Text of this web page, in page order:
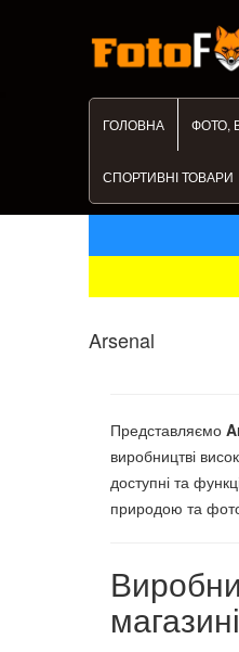
ГОЛОВНА ФОТО,
СПОРТИВНІ ТОВАРИ
Arsenal
Представляємо
виробництві
доступні та
природою та